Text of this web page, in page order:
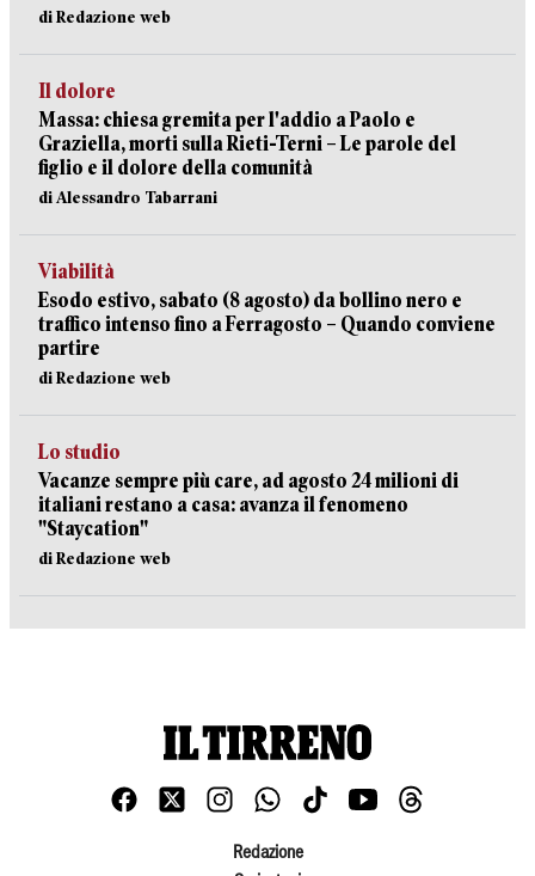
di Redazione web
Il dolore
Massa: chiesa gremita per l'addio a Paolo e
Graziella, morti sulla Rieti-Terni – Le parole del
figlio e il dolore della comunità
di Alessandro Tabarrani
Viabilità
Esodo estivo, sabato (8 agosto) da bollino nero e
traffico intenso fino a Ferragosto – Quando conviene
partire
di Redazione web
Lo studio
Vacanze sempre più care, ad agosto 24 milioni di
italiani restano a casa: avanza il fenomeno
"Staycation"
di Redazione web
Redazione